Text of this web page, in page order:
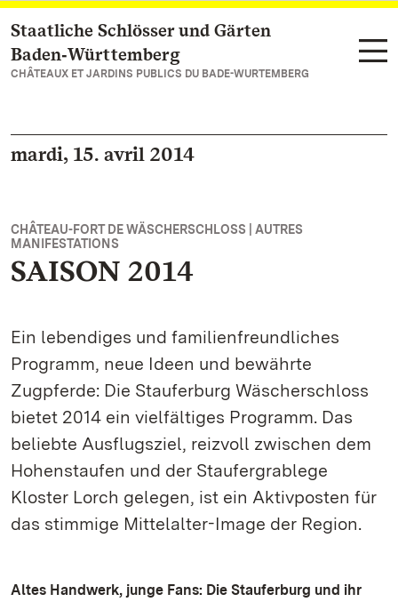
Vers la page d’accueil
Staatliche Schlösser und Gärten
Baden‑Württemberg
CHÂTEAUX ET JARDINS PUBLICS DU BADE-WURTEMBERG
mardi, 15. avril 2014
CHÂTEAU-FORT DE WÄSCHERSCHLOSS | AUTRES
MANIFESTATIONS
SAISON 2014
Ein lebendiges und familienfreundliches
Programm, neue Ideen und bewährte
Zugpferde: Die Stauferburg Wäscherschloss
bietet 2014 ein vielfältiges Programm. Das
beliebte Ausflugsziel, reizvoll zwischen dem
Hohenstaufen und der Staufergrablege
Kloster Lorch gelegen, ist ein Aktivposten für
das stimmige Mittelalter-Image der Region.
Altes Handwerk, junge Fans: Die Stauferburg und ihr